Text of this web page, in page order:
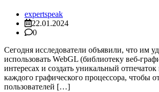
expertspeak
22.01.2024
0
Сегодня исследователи объявили, что им
использовать WebGL (библиотеку веб-
интересах и создать уникальный отпечаток
каждого графического процессора, чтобы
пользователей […]